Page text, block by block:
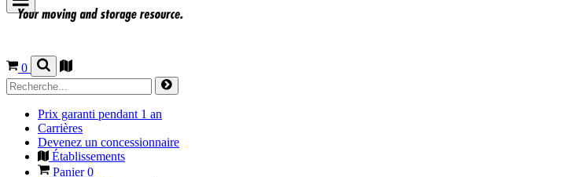
0
Prix garanti pendant 1 an
Carrières
Devenez un concessionnaire
Établissements
Panier0